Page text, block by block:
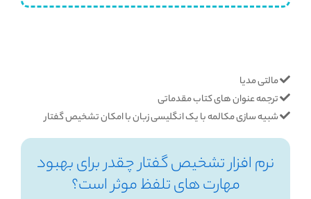
مالتی مدیا
ترجمه عنوان های کتاب مقدماتی
شبیه سازی مکالمه با یک انگلیسی زبان با امکان تشخیص گفتار
نرم افزار تشخیص گفتار چقدر برای بهبود
مهارت های تلفظ موثر است؟